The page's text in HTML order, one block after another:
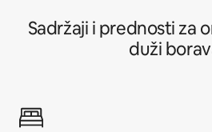
Sadržaji i prednosti za
duži